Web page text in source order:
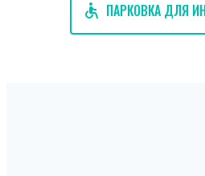
ПАРКОВКА ДЛЯ